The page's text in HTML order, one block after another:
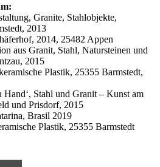
Granite, Stahlobjekte,
2013
2014, 25482 Appen
aus Granit, Stahl, Natursteinen und
2015
Plastik, 25355 Barmstedt,
Stahl und Granit – Kunst am
und Prisdorf, 2015
Brasil 2019
Plastik, 25355 Barmstedt